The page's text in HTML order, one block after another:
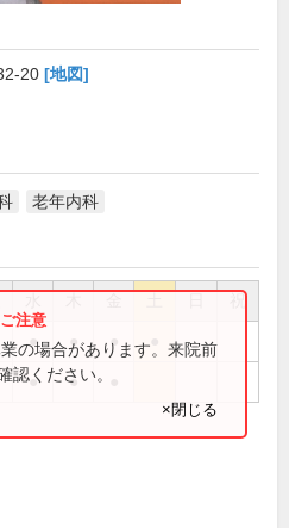
20 [地図]
老年内科
祝
● ● ●
● ●
の場合があります。来院前
認ください。
×閉じる